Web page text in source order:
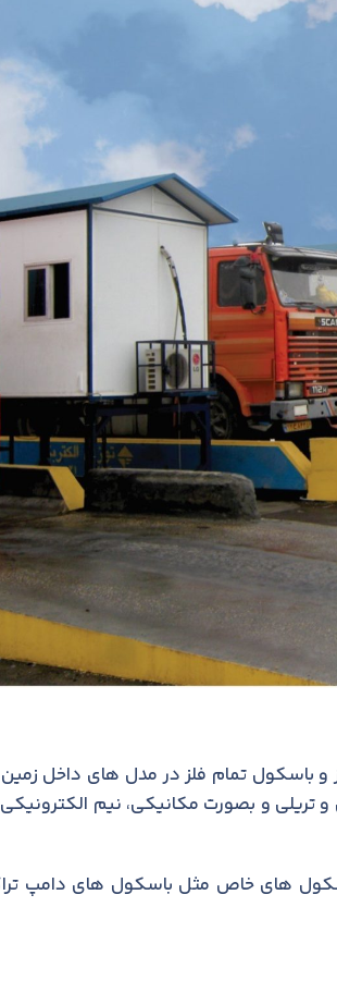
باسکول تمام فلز در مدل های داخل
، کامیون و تریلی و بصورت مکانیکی، نیم
تا 24 متر است که البته برای باسکول های خاص مثل باسکول های دامپ